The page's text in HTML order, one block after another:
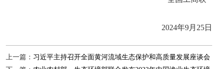
2024年9月25日
上一篇： 习近平主持召开全面黄河流域生态保护和高质量发展座谈会